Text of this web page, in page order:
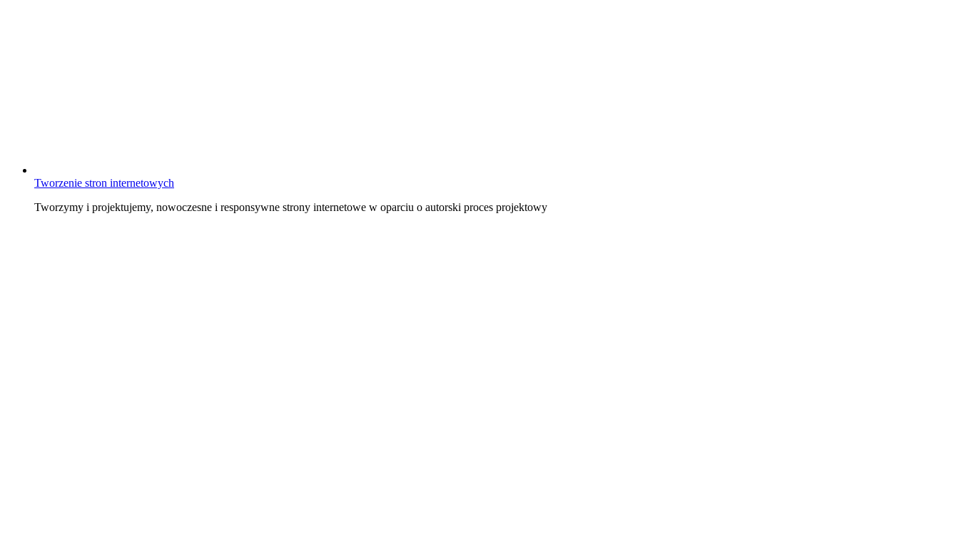
Tworzenie stron internetowych
Tworzymy i projektujemy, nowoczesne i responsywne strony internetowe w oparciu o autorski proces projektowy